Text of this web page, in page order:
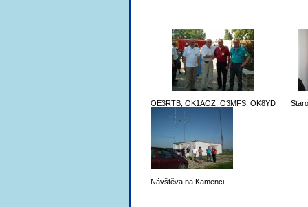
OE3RTB, OK1AOZ, O3MFS, OK8YD
Návštěva na Kamenci